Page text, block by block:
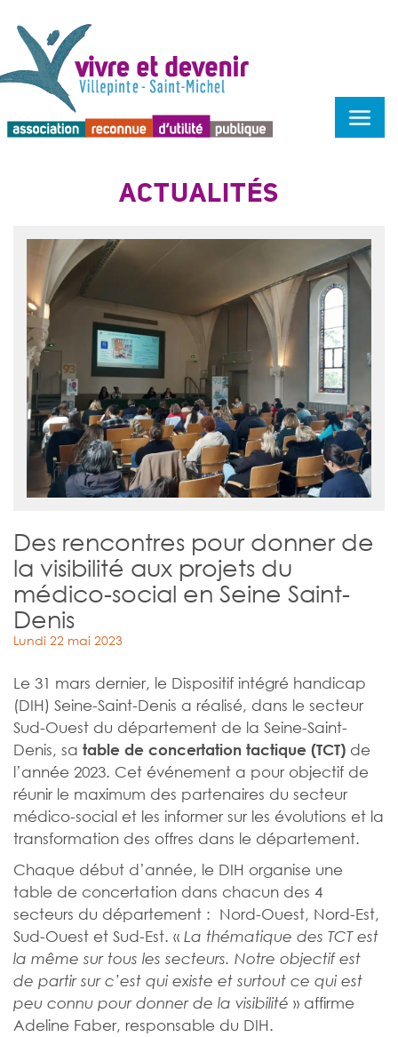
ACTUALITÉS
Des rencontres pour donner de
la visibilité aux projets du
médico-social en Seine Saint-
Denis
Lundi 22 mai 2023
Le 31 mars dernier, le Dispositif intégré handicap
(DIH) Seine-Saint-Denis a réalisé, dans le secteur
Sud-Ouest du département de la Seine-Saint-
Denis, sa table de concertation tactique (TCT) de
l’année 2023. Cet événement a pour objectif de
réunir le maximum des partenaires du secteur
médico-social et les informer sur les évolutions et la
transformation des offres dans le département.
Chaque début d’année, le DIH organise une
table de concertation dans chacun des 4
secteurs du département : Nord-Ouest, Nord-Est,
Sud-Ouest et Sud-Est. « La thématique des TCT est
la même sur tous les secteurs. Notre objectif est
de partir sur c’est qui existe et surtout ce qui est
peu connu pour donner de la visibilité » affirme
Adeline Faber, responsable du DIH.